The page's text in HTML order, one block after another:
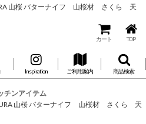
山桜 バターナイフ 山桜材 さくら 天
カート TOP
Inspiration ご利用案内 商品検索
チンアイテム
山桜 バターナイフ 山桜材 さくら 天